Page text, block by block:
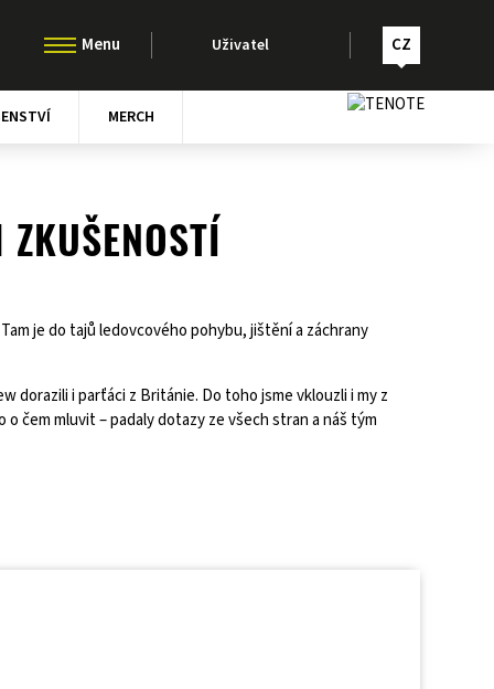
Uživatel CZ
MERCH
je do tajů ledovcového pohybu, jištění a záchrany
dorazili i parťáci z Británie. Do toho jsme vklouzli i my z
čem mluvit – padaly dotazy ze všech stran a náš tým